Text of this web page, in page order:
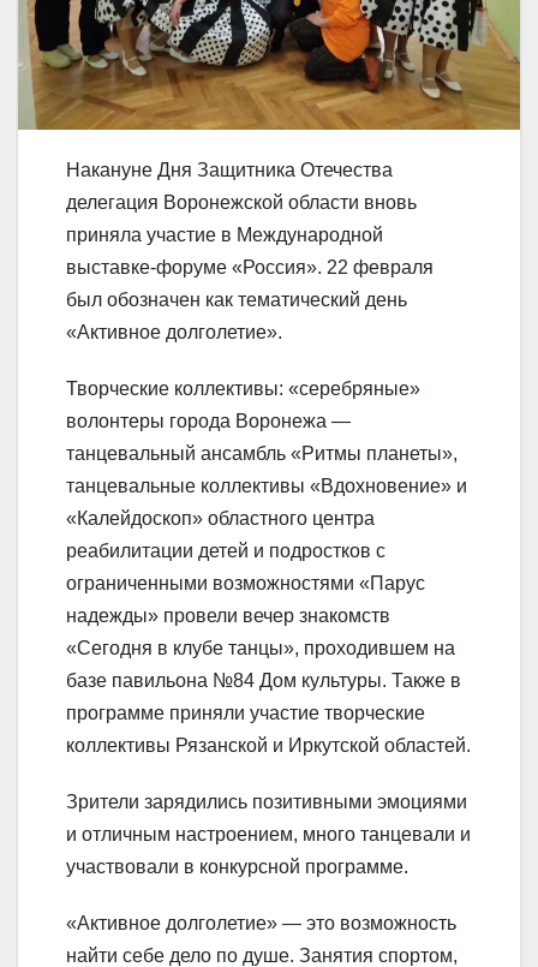
Накануне Дня Защитника Отечества
делегация Воронежской области вновь
приняла участие в Международной
выставке-форуме «Россия». 22 февраля
был обозначен как тематический день
«Активное долголетие».
Творческие коллективы: «серебряные»
волонтеры города Воронежа —
танцевальный ансамбль «Ритмы планеты»,
танцевальные коллективы «Вдохновение» и
«Калейдоскоп» областного центра
реабилитации детей и подростков с
ограниченными возможностями «Парус
надежды» провели вечер знакомств
«Сегодня в клубе танцы», проходившем на
базе павильона №84 Дом культуры. Также в
программе приняли участие творческие
коллективы Рязанской и Иркутской областей.
Зрители зарядились позитивными эмоциями
и отличным настроением, много танцевали и
участвовали в конкурсной программе.
«Активное долголетие» — это возможность
найти себе дело по душе. Занятия спортом,